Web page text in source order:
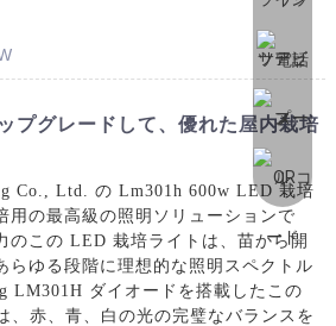
プグレードして、優れた屋内栽培
Co., Ltd. の Lm301h 600w LED 栽培
用の最高級の照明ソリューションで
のこの LED 栽培ライトは、苗から開
らゆる段階に理想的な照明スペクトル
LM301H ダイオードを搭載したこの
、赤、青、白の光の完璧なバランスを